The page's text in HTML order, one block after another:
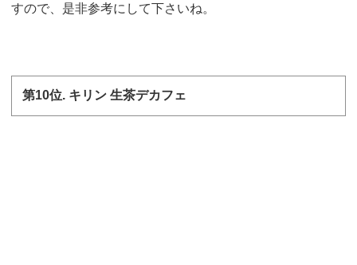
すので、是非参考にして下さいね。
第10位. キリン 生茶デカフェ